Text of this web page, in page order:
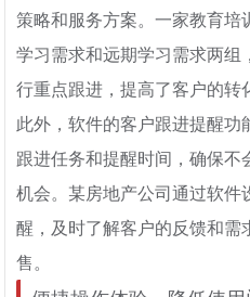
策略和服务方案。一家教育
学习需求和远期学习需求两
行重点跟进，提高了客户的转
此外，软件的客户跟进提醒
跟进任务和提醒时间，确保
机会。某房地产公司通过软
醒，及时了解客户的反馈和
售。